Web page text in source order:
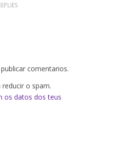
comentarios.
o spam.
os datos dos teus